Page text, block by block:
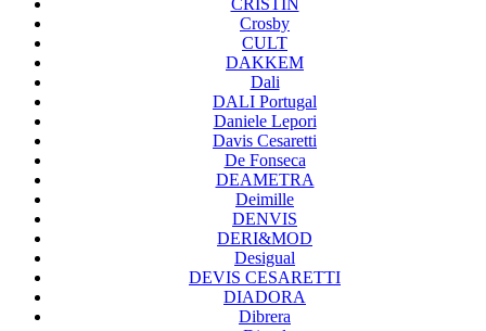
CRISTIN
Crosby
CULT
DAKKEM
Dali
DALI Portugal
Daniele Lepori
Davis Cesaretti
De Fonseca
DEAMETRA
Deimille
DENVIS
DERI&MOD
Desigual
DEVIS CESARETTI
DIADORA
Dibrera